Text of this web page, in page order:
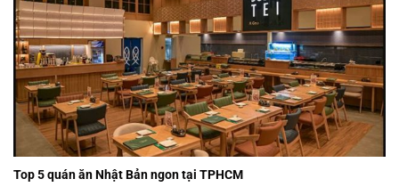
Top 5 quán ăn Nhật Bản ngon tại TPHCM